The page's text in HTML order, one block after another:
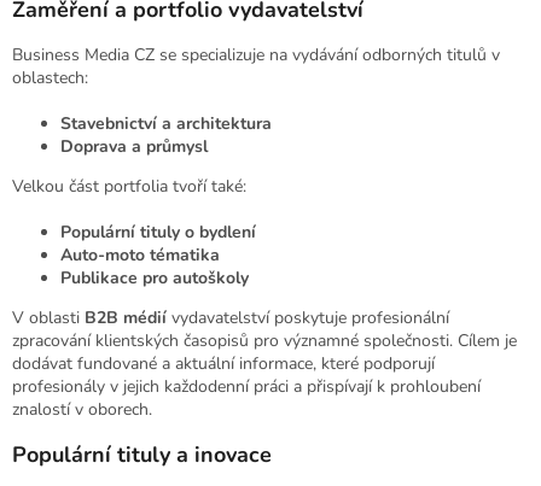
Zaměření a portfolio vydavatelství
Business Media CZ se specializuje na vydávání odborných titulů v
oblastech:
Stavebnictví a architektura
Doprava a průmysl
Velkou část portfolia tvoří také:
Populární tituly o bydlení
Auto-moto tématika
Publikace pro autoškoly
V oblasti B2B médií vydavatelství poskytuje profesionální
zpracování klientských časopisů pro významné společnosti. Cílem je
dodávat fundované a aktuální informace, které podporují
profesionály v jejich každodenní práci a přispívají k prohloubení
znalostí v oborech.
Populární tituly a inovace